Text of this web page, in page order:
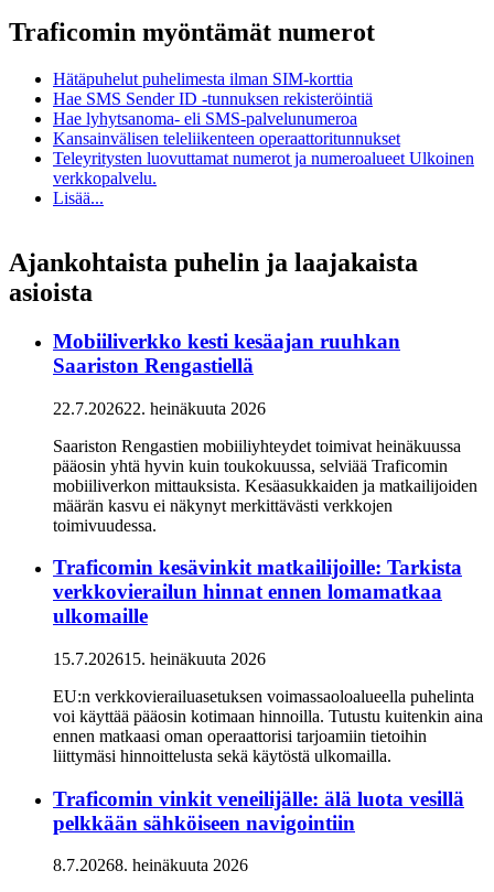
Traficomin myöntämät numerot
Hätäpuhelut puhelimesta ilman SIM-korttia
Hae SMS Sender ID -tunnuksen rekisteröintiä
Hae lyhytsanoma- eli SMS-palvelunumeroa
Kansainvälisen teleliikenteen operaattoritunnukset
Teleyritysten luovuttamat numerot ja numeroalueet Ulkoinen
verkkopalvelu.
Lisää...
Ajankohtaista puhelin ja laajakaista
asioista
Mobiiliverkko kesti kesäajan ruuhkan
Saariston Rengastiellä
22.7.202622. heinäkuuta 2026
Saariston Rengastien mobiiliyhteydet toimivat heinäkuussa
pääosin yhtä hyvin kuin toukokuussa, selviää Traficomin
mobiiliverkon mittauksista. Kesäasukkaiden ja matkailijoiden
määrän kasvu ei näkynyt merkittävästi verkkojen
toimivuudessa.
Traficomin kesävinkit matkailijoille: Tarkista
verkkovierailun hinnat ennen lomamatkaa
ulkomaille
15.7.202615. heinäkuuta 2026
EU:n verkkovierailuasetuksen voimassaoloalueella puhelinta
voi käyttää pääosin kotimaan hinnoilla. Tutustu kuitenkin aina
ennen matkaasi oman operaattorisi tarjoamiin tietoihin
liittymäsi hinnoittelusta sekä käytöstä ulkomailla.
Traficomin vinkit veneilijälle: älä luota vesillä
pelkkään sähköiseen navigointiin
8.7.20268. heinäkuuta 2026